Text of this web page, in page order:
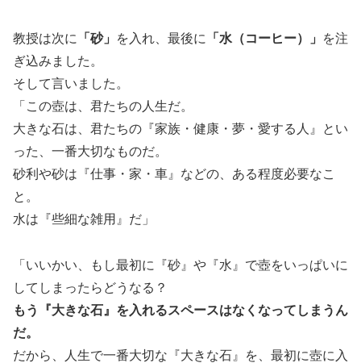
教授は次に 「砂」 を入れ、最後に 「水（コーヒー）」
を注
ぎ込みました。
そして言いました。
「この壺は、君たちの人生だ。
大きな石は、君たちの『家族・健康・夢・愛する人』とい
った、一番大切なものだ。
砂利や砂は『仕事・家・車』などの、ある程度必要なこ
と。
水は『些細な雑用』だ」
「いいかい、もし最初に『砂』や『水』で壺をいっぱいに
してしまったらどうなる？
もう『大きな石』を入れるスペースはなくなってしまうん
だ。
だから、人生で一番大切な『大きな石』を、最初に壺に入